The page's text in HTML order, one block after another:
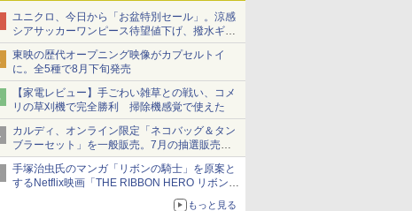
ユニクロ、今日から「お盆特別セール」。涼感
シアサッカーワンピース待望値下げ、撥水ギア
ショーツは1990円に
東映の歴代オープニング映像がカプセルトイ
に。全5種で8月下旬発売
【家電レビュー】手ごわい雑草との戦い、コメ
リの草刈機で完全勝利 掃除機感覚で使えた
カルディ、オンライン限定「ネコバッグ＆タン
ブラーセット」を一般販売。7月の抽選販売の
当選無効分
手塚治虫氏のマンガ「リボンの騎士」を原案と
するNetflix映画「THE RIBBON HERO リボンヒ
もっと見る